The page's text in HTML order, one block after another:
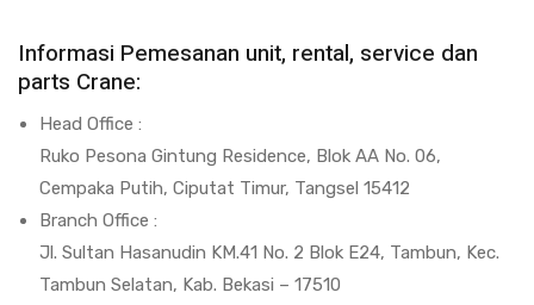
Informasi Pemesanan unit, rental, service dan
parts Crane:
Head Office :
Ruko Pesona Gintung Residence, Blok AA No. 06,
Cempaka Putih, Ciputat Timur, Tangsel 15412
Branch Office :
Jl. Sultan Hasanudin KM.41 No. 2 Blok E24, Tambun, Kec.
Tambun Selatan, Kab. Bekasi – 17510